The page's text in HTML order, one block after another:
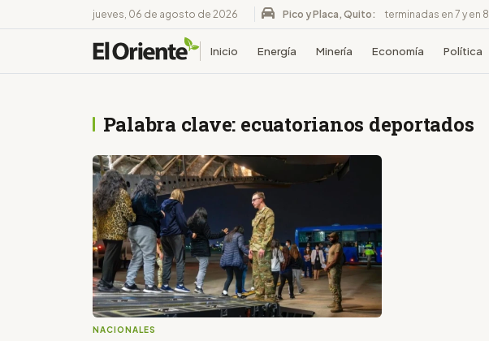
jueves, 06 de agosto de 2026 Pico y Placa, Quito: terminadas en 7 y en 8
Inicio Energía Minería Economía Política
Palabra clave: ecuatorianos deportados
NACIONALES